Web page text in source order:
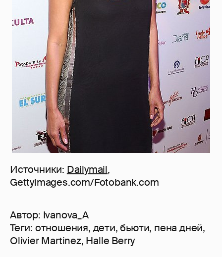
Источники: Dailymail,
Gettyimages.com/Fotobank.com
Автор: Ivanova_A
Теги: отношения, дети, бьюти, пена дней,
Olivier Martinez, Halle Berry